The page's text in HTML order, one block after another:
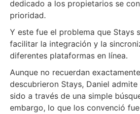
dedicado a los propietarios se
prioridad.
Y este fue el problema que Stays
facilitar la integración y la
diferentes plataformas en línea.
Aunque no recuerdan
descubrieron Stays, Daniel
sido a través de una simple
embargo, lo que los convenció